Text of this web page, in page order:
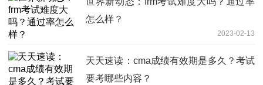
怎么样？
2023-02-13
天天速读：cma成绩有效期是多久？考试
要考哪些内容？